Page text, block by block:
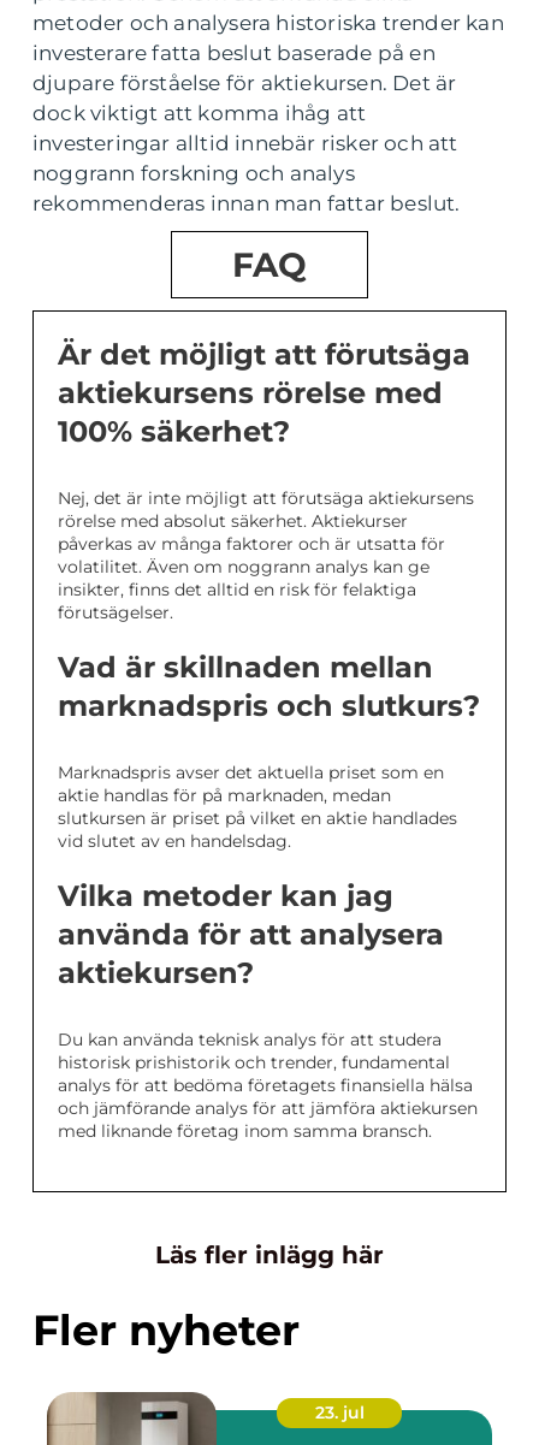
metoder och analysera historiska trender kan
investerare fatta beslut baserade på en
djupare förståelse för aktiekursen. Det är
dock viktigt att komma ihåg att
investeringar alltid innebär risker och att
noggrann forskning och analys
rekommenderas innan man fattar beslut.
FAQ
Är det möjligt att förutsäga
aktiekursens rörelse med
100% säkerhet?
Nej, det är inte möjligt att förutsäga aktiekursens
rörelse med absolut säkerhet. Aktiekurser
påverkas av många faktorer och är utsatta för
volatilitet. Även om noggrann analys kan ge
insikter, finns det alltid en risk för felaktiga
förutsägelser.
Vad är skillnaden mellan
marknadspris och slutkurs?
Marknadspris avser det aktuella priset som en
aktie handlas för på marknaden, medan
slutkursen är priset på vilket en aktie handlades
vid slutet av en handelsdag.
Vilka metoder kan jag
använda för att analysera
aktiekursen?
Du kan använda teknisk analys för att studera
historisk prishistorik och trender, fundamental
analys för att bedöma företagets finansiella hälsa
och jämförande analys för att jämföra aktiekursen
med liknande företag inom samma bransch.
Läs fler inlägg här
Fler nyheter
23. jul